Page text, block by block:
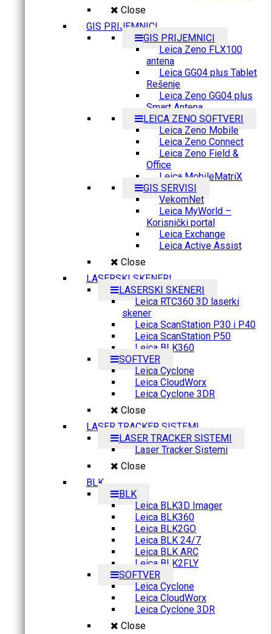
Close
GIS PRIJEMNICI
GIS PRIJEMNICI
Leica Zeno FLX100
antena
Leica GG04 plus Tablet
Rešenje
Leica Zeno GG04 plus
Smart Antena
LEICA ZENO SOFTVERI
Leica Zeno Mobile
Leica Zeno Connect
Leica Zeno Field &
Office
Leica MobileMatriX
GIS SERVISI
VekomNet
Leica MyWorld –
Korisnički portal
Leica Exchange
Leica Active Assist
Close
LASERSKI SKENERI
LASERSKI SKENERI
Leica RTC360 3D laserki
skener
Leica ScanStation P30 i P40
Leica ScanStation P50
Leica BLK360
SOFTVER
Leica Cyclone
Leica CloudWorx
Leica Cyclone 3DR
Close
LASER TRACKER SISTEMI
LASER TRACKER SISTEMI
Laser Tracker Sistemi
Close
BLK
BLK
Leica BLK3D Imager
Leica BLK360
Leica BLK2GO
Leica BLK 24/7
Leica BLK ARC
Leica BLK2FLY
SOFTVER
Leica Cyclone
Leica CloudWorx
Leica Cyclone 3DR
Close